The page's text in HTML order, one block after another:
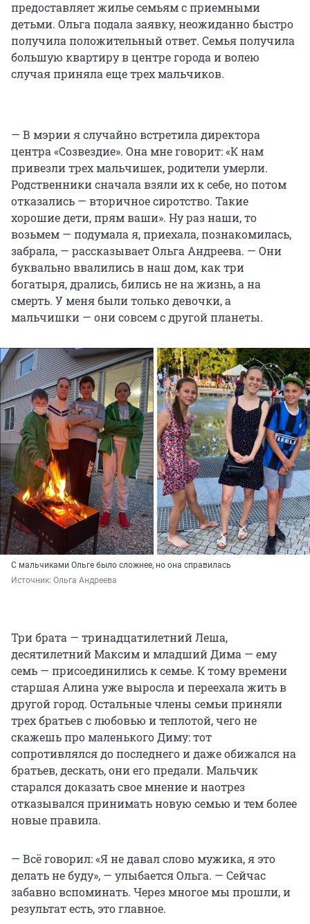
предоставляет жилье семьям с приемными
детьми. Ольга подала заявку, неожиданно быстро
получила положительный ответ. Семья получила
большую квартиру в центре города и волею
случая приняла еще трех мальчиков.
— В мэрии я случайно встретила директора
центра «Созвездие». Она мне говорит: «К нам
привезли трех мальчишек, родители умерли.
Родственники сначала взяли их к себе, но потом
отказались — вторичное сиротство. Такие
хорошие дети, прям ваши». Ну раз наши, то
возьмем — подумала я, приехала, познакомилась,
забрала, — рассказывает Ольга Андреева. — Они
буквально ввалились в наш дом, как три
богатыря, дрались, бились не на жизнь, а на
смерть. У меня были только девочки, а
мальчишки — они совсем с другой планеты.
С мальчиками Ольге было сложнее, но она справилась
Источник: Ольга Андреева
Три брата — тринадцатилетний Леша,
десятилетний Максим и младший Дима — ему
семь — присоединились к семье. К тому времени
старшая Алина уже выросла и переехала жить в
другой город. Остальные члены семьи приняли
трех братьев с любовью и теплотой, чего не
скажешь про маленького Диму: тот
сопротивлялся до последнего и даже обижался на
братьев, дескать, они его предали. Мальчик
старался доказать свое мнение и наотрез
отказывался принимать новую семью и тем более
новые правила.
— Всё говорил: «Я не давал слово мужика, я это
делать не буду», — улыбается Ольга. — Сейчас
забавно вспоминать. Через многое мы прошли, и
результат есть, это главное.